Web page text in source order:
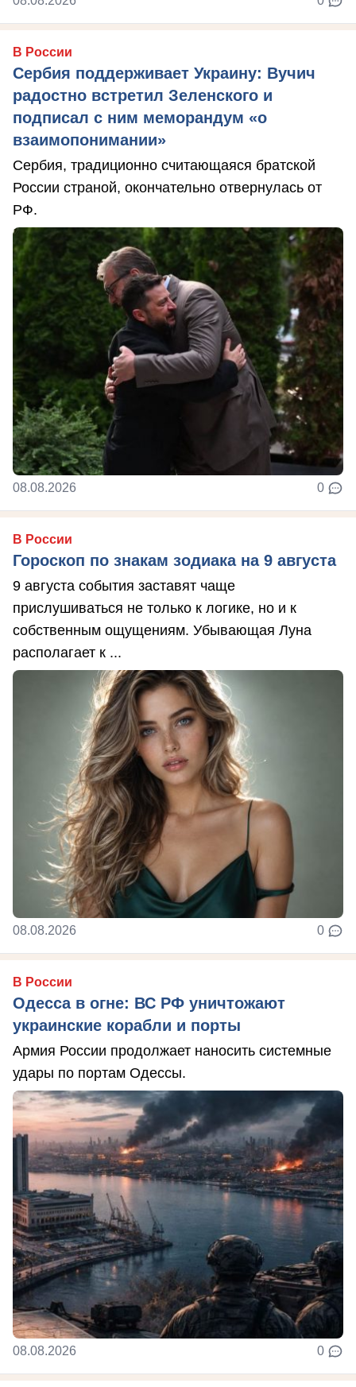
В России
Сербия поддерживает Украину: Вучич
радостно встретил Зеленского и
подписал с ним меморандум «о
взаимопонимании»
Сербия, традиционно считающаяся братской
России страной, окончательно отвернулась от
РФ.
08.08.2026 0
В России
Гороскоп по знакам зодиака на 9 августа
9 августа события заставят чаще
прислушиваться не только к логике, но и к
собственным ощущениям. Убывающая Луна
располагает к ...
08.08.2026 0
В России
Одесса в огне: ВС РФ уничтожают
украинские корабли и порты
Армия России продолжает наносить системные
удары по портам Одессы.
08.08.2026 0